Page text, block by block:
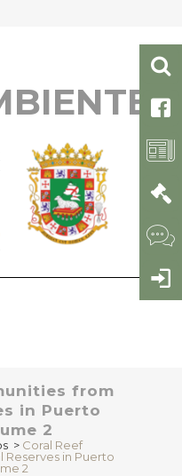
from
in Puerto
2
> Coral Reef
Reserves in Puerto
2